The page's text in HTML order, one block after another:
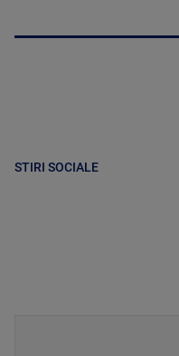
STIRI SOCIALE